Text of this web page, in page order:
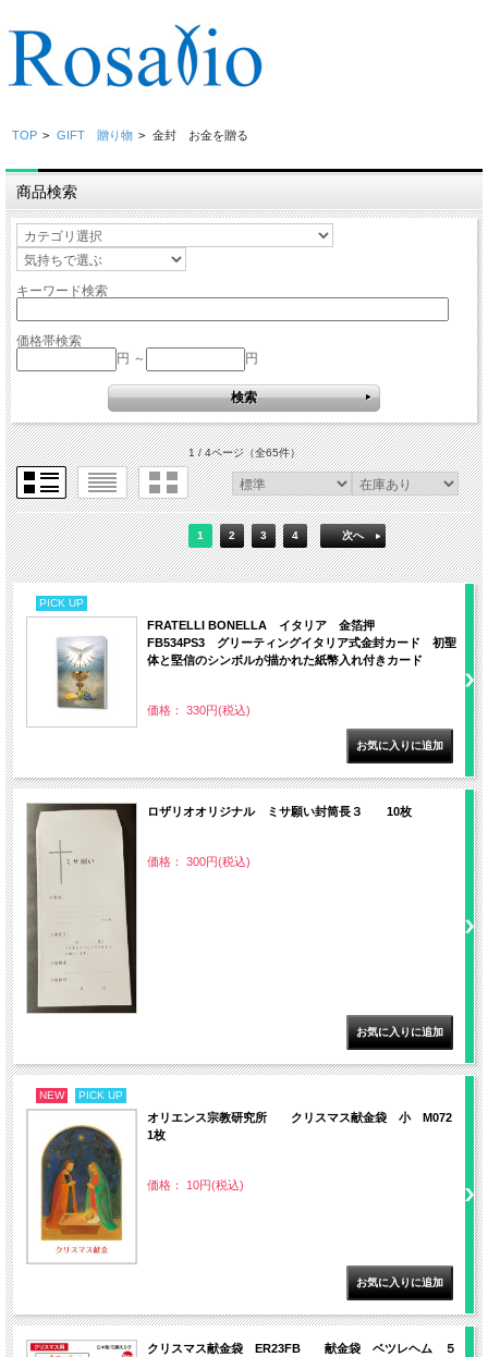
TOP > GIFT 贈り物 > 金封 お金を贈る
商品検索
キーワード検索
価格帯検索
円 ～
円
1 / 4ページ（全65件）
1 2 3 4 次へ
PICK UP
FRATELLI BONELLA イタリア 金箔押
FB534PS3 グリーティングイタリア式金封カード 初聖
体と堅信のシンボルが描かれた紙幣入れ付きカード
価格： 330円(税込)
ロザリオオリジナル ミサ願い封筒長３ 10枚
価格： 300円(税込)
NEW PICK UP
オリエンス宗教研究所 クリスマス献金袋 小 M072
1枚
価格： 10円(税込)
クリスマス献金袋 ER23FB 献金袋 ベツレヘム ５